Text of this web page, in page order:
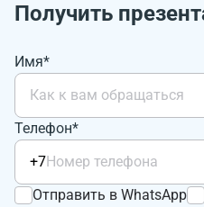
Получить
Имя*
Телефон*
+7
Отправить в WhatsApp